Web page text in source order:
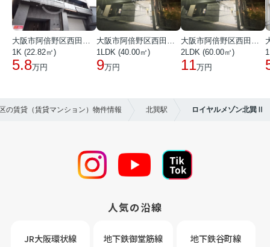
大阪市阿倍野区西田辺町１丁目
1K (22.82㎡)
5.8万円
大阪市阿倍野区西田辺町１丁目
1LDK (40.00㎡)
9万円
大阪市阿倍野区西田辺町１丁目
2LDK (60.00㎡)
11万円
の賃貸（賃貸マンション）物件情報 北巽駅 ロイヤルメゾン北巽Ⅱ
人気の沿線
JR大阪環状線 地下鉄御堂筋線 地下鉄谷町線